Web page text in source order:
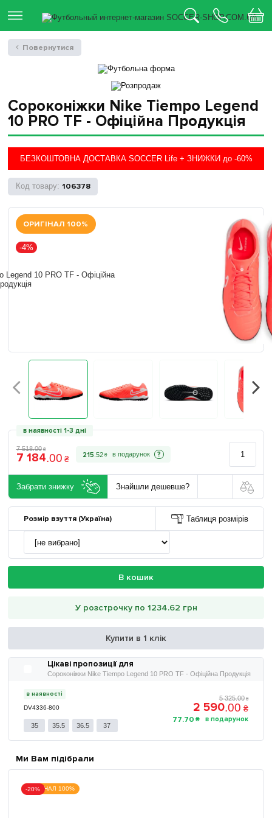
Сороконіжки Nike Tiempo Legend
10 PRO TF - Офіційна Продукція
БЕЗКОШТОВНА ДОСТАВКА SOCCER Life + ЗНИЖКИ до -60%
106378
ОРИГІНАЛ 100%
-4%
в наявності 1-3 дні
7 518.00 ₴
7 184.00 ₴ 215 .52 ₴ ?
Забрати знижку Знайшли дешевше?
Розмір взуття (Україна) Таблиця розмірів
В кошик
У розстрочку по 1234.62 грн
Купити в 1 клік
Цікаві пропозиції для
Сороконіжки Nike Tiempo Legend 10 PRO TF - Офіційна Продукція
в наявності
DV4336-800
35 35.5 36.5 37
5 325.00 ₴
2 590.00 ₴
77.70 ₴
Ми Вам підібрали
ОРИГІНАЛ 100%
-20%
Повернутися